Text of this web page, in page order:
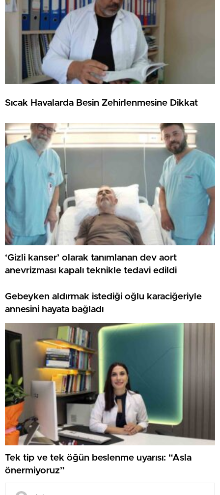
Sıcak Havalarda Besin Zehirlenmesine Dikkat
‘Gizli kanser’ olarak tanımlanan dev aort
anevrizması kapalı teknikle tedavi edildi
Gebeyken aldırmak istediği oğlu karaciğeriyle
annesini hayata bağladı
Tek tip ve tek öğün beslenme uyarısı: “Asla
önermiyoruz”